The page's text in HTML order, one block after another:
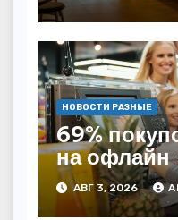
НОВОСТИ РАЗНЫЕ
69%
на офлайн
АВГ 3, 2026